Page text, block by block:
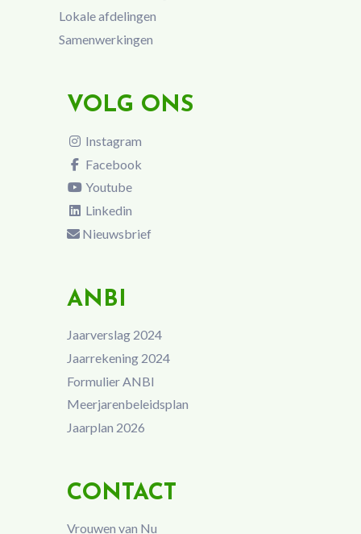
Lokale afdelingen
Samenwerkingen
VOLG ONS
Instagram
Facebook
Youtube
Linkedin
Nieuwsbrief
ANBI
Jaarverslag 2024
Jaarrekening 2024
Formulier ANBI
Meerjarenbeleidsplan
Jaarplan 2026
CONTACT
Vrouwen van Nu